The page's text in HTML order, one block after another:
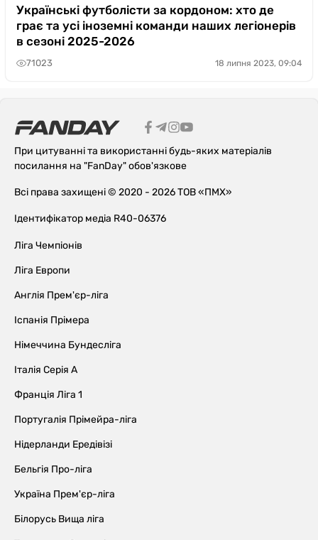
Українські футболісти за кордоном: хто де
грає та усі іноземні команди наших легіонерів
в сезоні 2025-2026
71023 18 липня 2023, 09:04
При цитуванні та використанні будь-яких матеріалів
посилання на "FanDay" обов'язкове
Всі права захищені © 2020 - 2026 ТОВ «ПМХ»
Ідентифікатор медіа R40-06376
Ліга Чемпіонів
Ліга Европи
Англія Прем'єр-ліга
Іспанія Прімера
Німеччина Бундесліга
Італія Серія А
Франція Ліга 1
Португалія Прімейра-ліга
Нідерланди Ередівізі
Бельгія Про-ліга
Україна Прем'єр-ліга
Білорусь Вища ліга